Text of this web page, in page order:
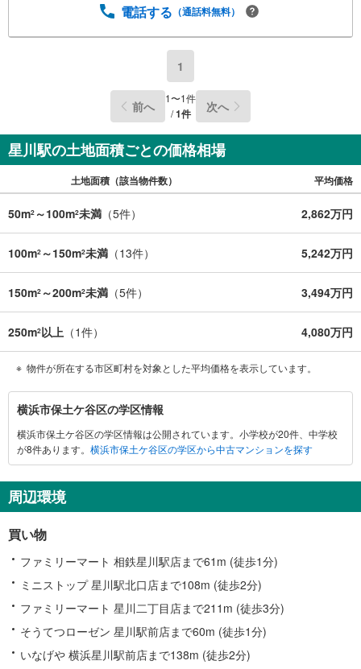
ではなく、地元情報も知り尽くしてます！学区のことから
～午後6時 （定休日:水曜日）この時間帯はお電話でのお問
迎です！「室内・現地を見学する」ボタンよりお問合せ下
さい。スタッフよりご案内可能な日程をご連絡させていた
電話する （通話料無料）
1
前へ 1〜1件
/1件 次へ
星川駅の土地面積ごとの価格相場
土地面積（該当物件数） 平均価格
50m2 ～100m2未満 （5件） 2,862万円
100m2 ～150m2未満 （13件） 5,242万円
150m2 ～200m2未満 （5件） 3,494万円
250m2以上 （1件） 4,080万円
物件が所在する市区町村を対象とした平均価格を表示しています。
横
浜
市
保
ケ
谷
に
関
す
る
情
報
横浜市保土ケ谷区の学区情報
横浜市保土ケ谷区の学区情報は公開されています。小学校が20件、中学校
が8件あります。 横浜市保土ケ谷区の学区から中古マンションを探す
周辺環境
買い物
ファミリーマート 相鉄星川駅店まで61m (徒歩1分)
ミニストップ 星川駅北口店まで108m (徒歩2分)
ファミリーマート 星川二丁目店まで211m (徒歩3分)
そうてつローゼン 星川駅前店まで60m (徒歩1分)
いなげや 横浜星川駅前店まで138m (徒歩2分)